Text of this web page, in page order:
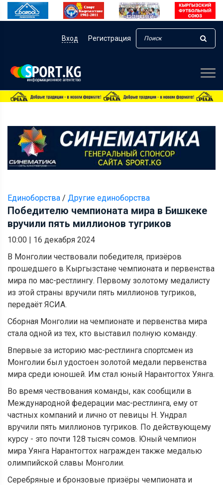
Вход Регистрация
Единоборства / Другие единоборства
Победителю чемпионата мира в Бишкеке
вручили пять миллионов тугриков
10:00 | 16 декабря 2024
В Монголии чествовали победителя, призёров
прошедшего в Кыргызстане чемпионата и первенства
мира по мас-рестлингу. Первому золотому медалисту
из этой страны вручили пять миллионов тугриков,
передаёт ЯСИА.
Сборная Монголии на чемпионате и первенства мира
стала одной из тех, кто выставил полную команду.
Впервые за историю мас-рестлинга спортсмен из
Монголии был удостоен золотой медали первенства
мира среди юношей. Им стал юный Нарантогтох Уянга.
Во время чествования команды, как сообщили в
Международной федерации мас-рестлинга, ему от
частных компаний и лично от певицы Н. Ундрал
вручили пять миллионов тугриков. По действующему
курсу - это почти 128 тысяч сомов. Юный чемпион
мира Уянга Нарантогтох награжден также медалью
олимпийской славы Монголии.
Серебряные и бронзовые призёры чемпионата и